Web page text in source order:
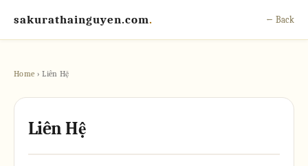
sakurathainguyen.com. ← Back
Home › Liên Hệ
Liên Hệ